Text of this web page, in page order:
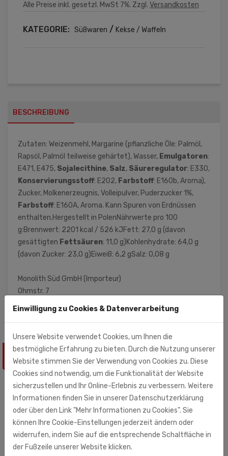
Alle Preise inkl. gesetzl. MwSt 7%. Zzgl. Versandkosten
KATEGORIE: Süßwaren / Kekse / Waffeln
BESCHREIBUNG
Zutaten: Weizenmehl, Margarine (pflanzliche Öle: Palmöl,
Rapsöl, Palmöl teilweise gehärtet), Wasser, Emulgatoren:
E471, E475, Sojalecithine, Salz, Säureregulator: E330,
Konservierungsstoff: E202, Farbstoff: E160b, Aroma),
Zucker, Molkenerzeugnis, Volleipulver, Puderzucker 1%,
Farbstoff: E160A, Aroma. Kann Spuren von Erdnüssen
enthalten.Hergestellt in PolenNährwerte pro 100
g:Brennwert: 2201 kcal / 526 kJFett: 27,0 g (davon
gesättigten Fettsäuren: 11,0 g)Kohlenhydrate: 64,0 g
(davon Zucker: 23,0 g)Eiweiß: 6,2 gSalz: 0,08 g
Monolith Süd GmbH (Importeur)
Ohmstr. 7
ÄHNLICHE PRODUKTE
Einwilligung zu Cookies & Datenverarbeitung
Unsere Website verwendet Cookies, um Ihnen die
bestmögliche Erfahrung zu bieten. Durch die Nutzung unserer
Website stimmen Sie der Verwendung von Cookies zu. Diese
Cookies sind notwendig, um die Funktionalität der Website
sicherzustellen und Ihr Online-Erlebnis zu verbessern. Weitere
Informationen finden Sie in unserer Datenschutzerklärung
oder über den Link "Mehr Informationen zu Cookies". Sie
können Ihre Cookie-Einstellungen jederzeit ändern oder
widerrufen, indem Sie auf die entsprechende Schaltfläche in
der Fußzeile unserer Website klicken.